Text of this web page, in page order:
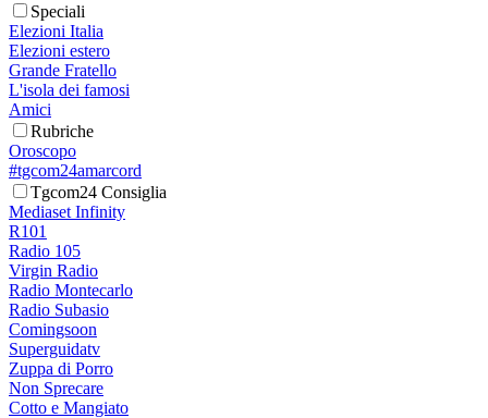
Speciali
Elezioni Italia
Elezioni estero
Grande Fratello
L'isola dei famosi
Amici
Rubriche
Oroscopo
#tgcom24amarcord
Tgcom24 Consiglia
Mediaset Infinity
R101
Radio 105
Virgin Radio
Radio Montecarlo
Radio Subasio
Comingsoon
Superguidatv
Zuppa di Porro
Non Sprecare
Cotto e Mangiato